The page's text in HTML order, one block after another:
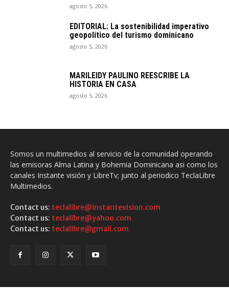
agosto 5, 2026
EDITORIAL: La sostenibilidad imperativo
geopolítico del turismo dominicano
agosto 5, 2026
MARILEIDY PAULINO REESCRIBE LA
HISTORIA EN CASA
agosto 5, 2026
Somos un multimedios al servicio de la comunidad operando
las emisoras Alma Latina y Bohemia Dominicana asi como los
canales Instante visión y LibreTv; junto al periodico TeclaLibre
Multimedios.
Contact us: teclalibre@instantevision.com
Contact us: teclalibre@yahoo.com
Contact us: teclalibre@gmail.com